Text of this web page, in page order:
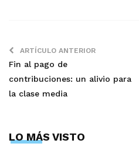
ARTÍCULO ANTERIOR
Fin al pago de
contribuciones: un alivio para
la clase media
LO MÁS VISTO